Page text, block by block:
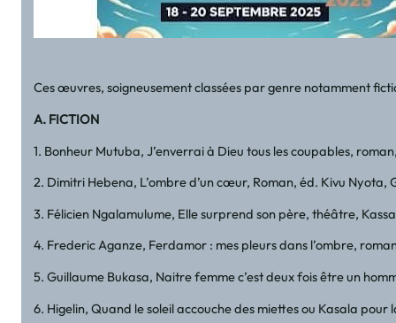
Ces œuvres, soigneusement classées par genre notamment
A. FICTION
1. Bonheur Mutuba, J’enverrai à Dieu tous les coupables,
2. Dimitri Hebena, L’ombre d’un cœur, Roman, éd. Kivu Nyota,
3. Félicien Ngalamulume, Elle surprend son père, théâtre,
4. Frederic Aganze, Ferdamor : mes pleurs dans l’ombre,
5. Guillaume Bukasa, Naitre femme c’est deux fois être un
6. Higelin, Quand le soleil accouche des miettes ou Kasala